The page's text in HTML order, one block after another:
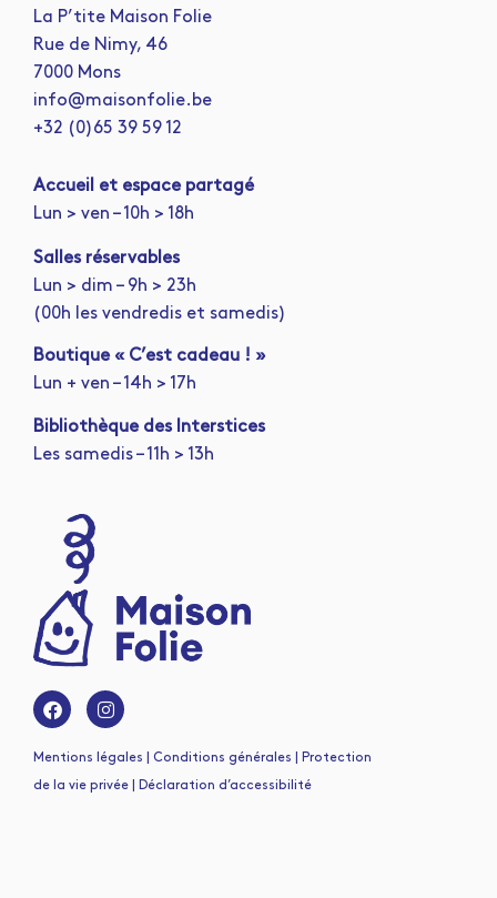
La P’tite Maison Folie
Rue de Nimy, 46
7000 Mons
info@maisonfolie.be
+32 (0)65 39 59 12
Accueil et espace partagé
Lun > ven – 10h > 18h
Salles réservables
Lun > dim – 9h > 23h
(00h les vendredis et samedis)
Boutique « C’est cadeau ! »
Lun + ven – 14h > 17h
Bibliothèque des Interstices
Les samedis – 11h > 13h
Mentions légales | Conditions générales | Protection
de la vie privée | Déclaration d’accessibilité